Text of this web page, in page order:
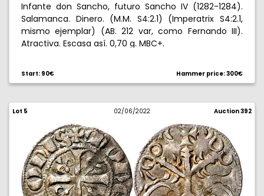
Infante don Sancho, futuro Sancho IV (1282-1284).
Salamanca. Dinero. (M.M. S4:2.1) (Imperatrix S4:2.1,
mismo ejemplar) (AB. 212 var, como Fernando III).
Atractiva. Escasa así. 0,70 g. MBC+.
Start: 90€ Hammer price: 300€
Lot 5 02/06/2022 Auction 392